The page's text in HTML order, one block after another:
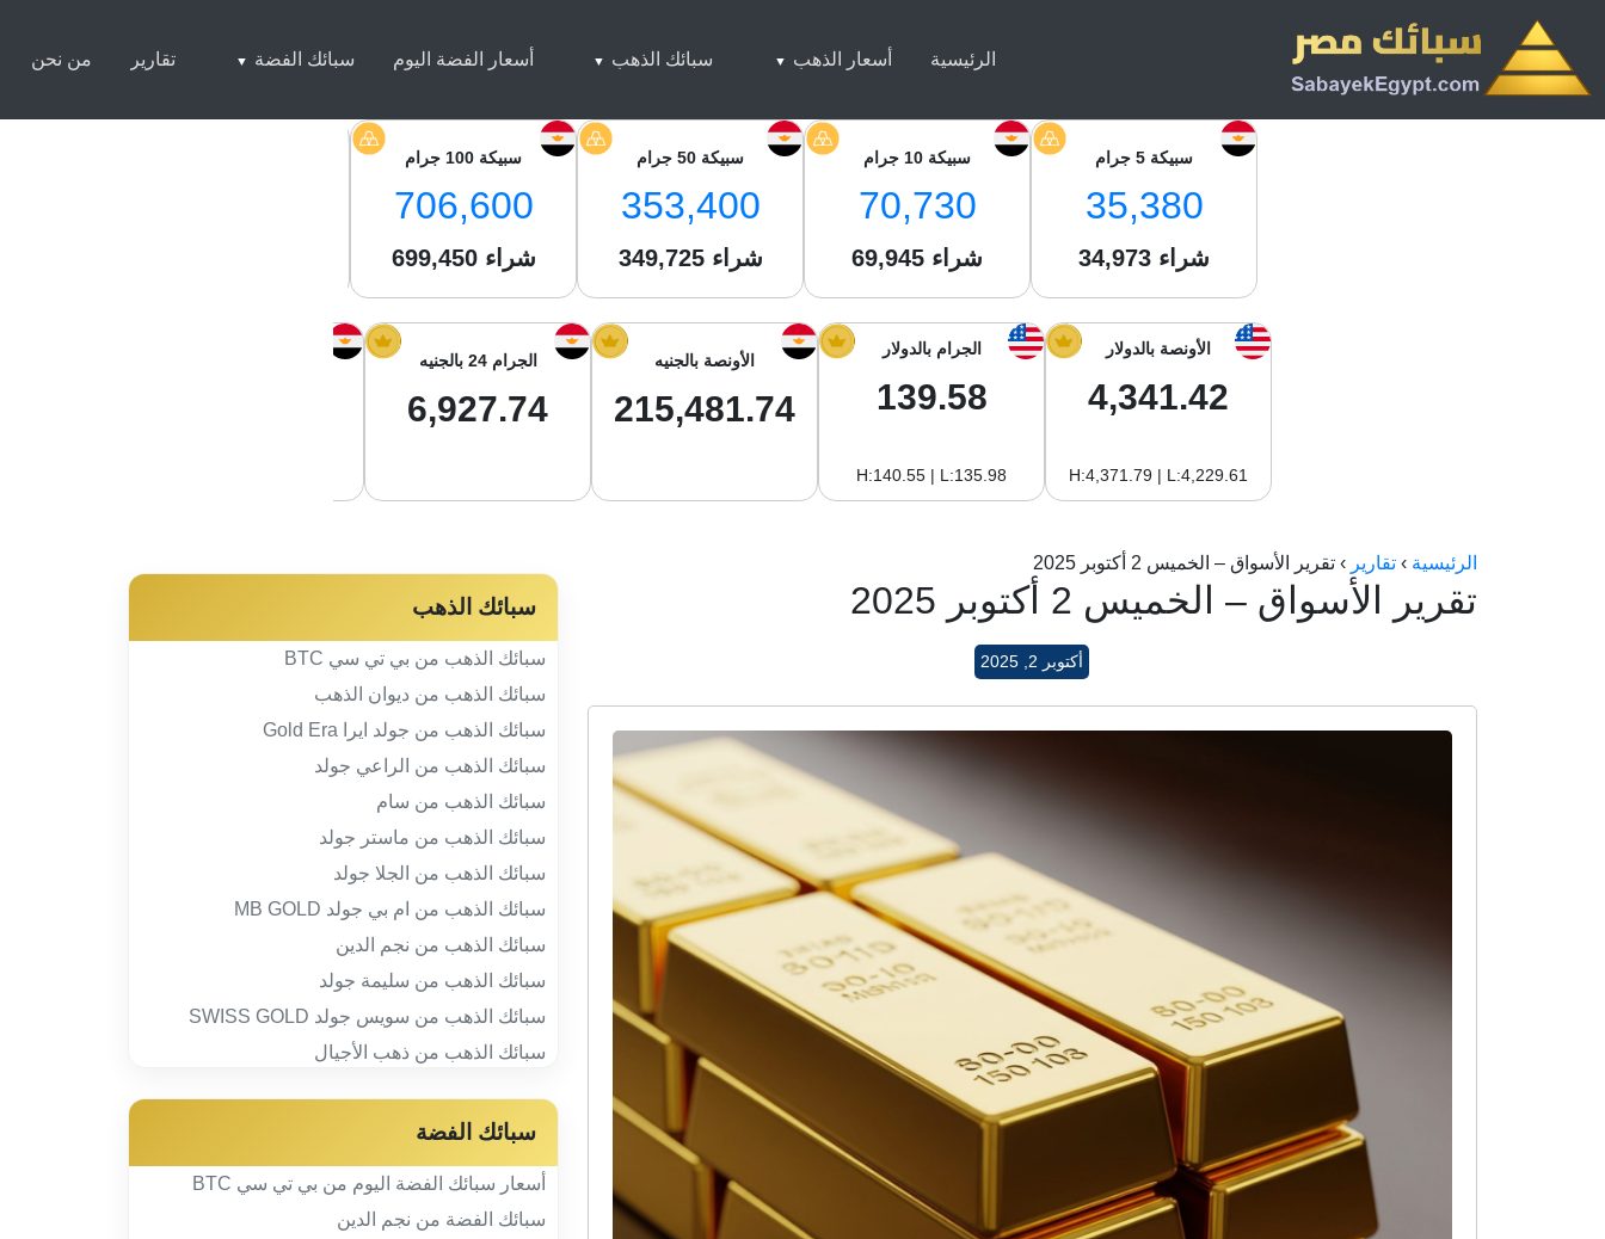
الرئيسية أسعار الذهب سبائك الذهب أسعار الفضة اليوم سبائك الفضة تقارير من نحن
سبيكة 5 جرام
35,380
34,973 شراء
سبيكة 10 جرام
70,730
69,945 شراء
سبيكة 50 جرام
353,400
349,725 شراء
سبيكة 100 جرام
706,600
699,450 شراء
الأونصة بالدولار
4,341.42
H:4,371.79 | L:4,229.61
الجرام بالدولار
139.58
H:140.55 | L:135.98
الأونصة بالجنيه
215,481.74
الجرام 24 بالجنيه
6,927.74
الرئيسية › تقارير › تقرير الأسواق – الخميس 2 أكتوبر 2025
تقرير الأسواق – الخميس 2 أكتوبر 2025
أكتوبر 2, 2025
سبائك الذهب
سبائك الذهب من بي تي سي BTC
سبائك الذهب من ديوان الذهب
سبائك الذهب من جولد ايرا Gold Era
سبائك الذهب من الراعي جولد
سبائك الذهب من سام
سبائك الذهب من ماستر جولد
سبائك الذهب من الجلا جولد
سبائك الذهب من ام بي جولد MB GOLD
سبائك الذهب من نجم الدين
سبائك الذهب من سليمة جولد
سبائك الذهب من سويس جولد SWISS GOLD
سبائك الذهب من ذهب الأجيال
سبائك الفضة
أسعار سبائك الفضة اليوم من بي تي سي BTC
سبائك الفضة من نجم الدين